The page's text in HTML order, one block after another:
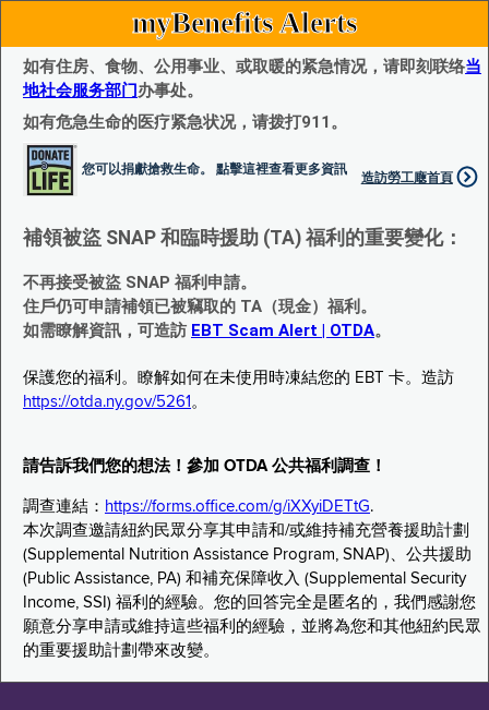
myBenefits Alerts
如有住房、食物、公用事业、或取暖的紧急情况，请即刻联络当
地社会服务部门办事处。
如有危急生命的医疗紧急状况，请拨打911。
您可以捐獻搶救生命。 點擊這裡查看更多資訊
造訪勞工廰首頁
補領被盜 SNAP 和臨時援助 (TA) 福利的重要變化：
不再接受被盜 SNAP 福利申請。
住戶仍可申請補領已被竊取的 TA（現金）福利。
如需瞭解資訊，可造訪 EBT Scam Alert | OTDA。
保護您的福利。瞭解如何在未使用時凍結您的 EBT 卡。造訪
https://otda.ny.gov/5261 。
請告訴我們您的想法！參加 OTDA 公共福利調查！
調查連結： https://forms.office.com/g/iXXyiDETtG.
本次調查邀請紐約民眾分享其申請和/或維持補充營養援助計劃
(Supplemental Nutrition Assistance Program, SNAP)、公共援助
(Public Assistance, PA) 和補充保障收入 (Supplemental Security
Income, SSI) 福利的經驗。您的回答完全是匿名的，我們感謝您
願意分享申請或維持這些福利的經驗，並將為您和其他紐約民眾
的重要援助計劃帶來改變。